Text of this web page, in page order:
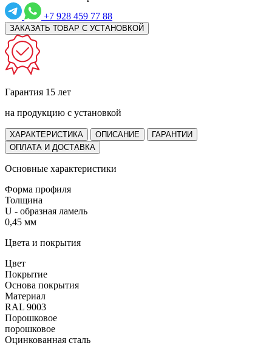
+7 928 459 77 88
ЗАКАЗАТЬ ТОВАР С УСТАНОВКОЙ
Гарантия 15 лет
на продукцию с установкой
ХАРАКТЕРИСТИКА ОПИСАНИЕ
ГАРАНТИИ
ОПЛАТА И ДОСТАВКА
Основные характеристики
Форма профиля
Толщина
U - образная ламель
0,45 мм
Цвета и покрытия
Цвет
Покрытие
Основа покрытия
Материал
RAL 9003
Порошковое
порошковое
Оцинкованная сталь